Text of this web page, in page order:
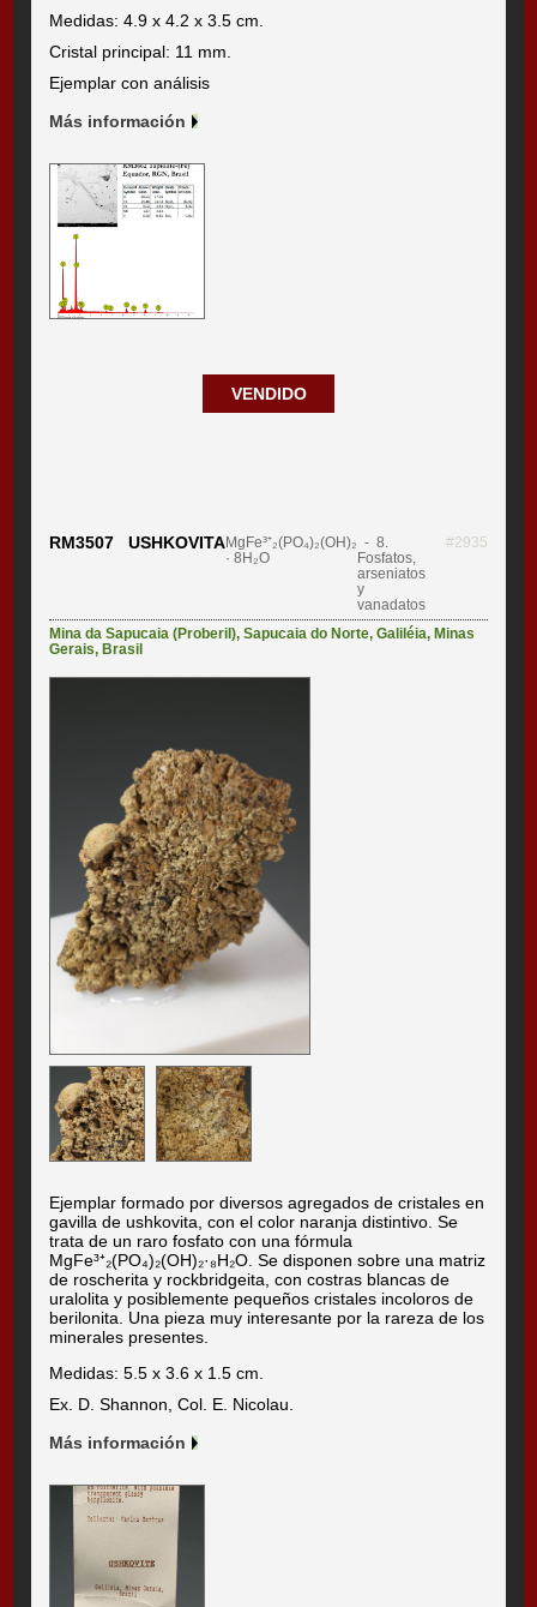
Medidas: 4.9 x 4.2 x 3.5 cm.
Cristal principal: 11 mm.
Ejemplar con análisis
Más información
VENDIDO
RM3507 USHKOVITAMgFe³⁺₂(PO₄)₂(OH)₂
· 8H₂O
- 8.
Fosfatos,
arseniatos
y
vanadatos
#2935
Mina da Sapucaia (Proberil),Sapucaia do Norte,Galiléia, Minas
Gerais, Brasil
Ejemplar formado por diversos agregados de cristales en
gavilla de ushkovita, con el color naranja distintivo. Se
trata de un raro fosfato con una fórmula
MgFe³⁺₂(PO₄)₂(OH)₂·₈H₂O. Se disponen sobre una matriz
de roscherita y rockbridgeita, con costras blancas de
uralolita y posiblemente pequeños cristales incoloros de
berilonita. Una pieza muy interesante por la rareza de los
minerales presentes.
Medidas: 5.5 x 3.6 x 1.5 cm.
Ex. D. Shannon, Col. E. Nicolau.
Más información